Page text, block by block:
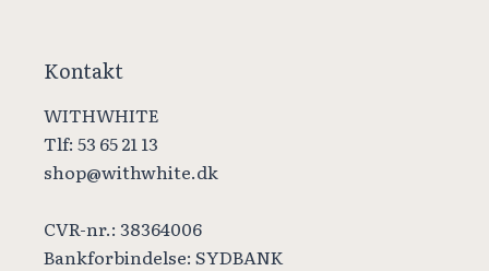
Kontakt
WITHWHITE
Tlf: 53 65 21 13
shop@withwhite.dk
CVR-nr.: 38364006
Bankforbindelse: SYDBANK